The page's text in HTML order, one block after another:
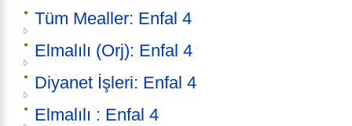
Tüm Mealler: Enfal 4
Elmalılı (Orj): Enfal 4
Diyanet İşleri: Enfal 4
Elmalılı : Enfal 4